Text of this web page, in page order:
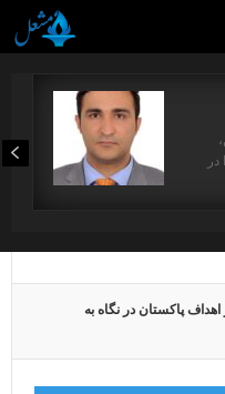
اهداف پاکستان در نگاه به